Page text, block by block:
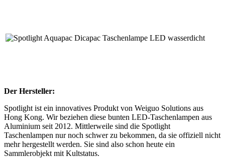
Der Hersteller:
Spotlight ist ein innovatives Produkt von Weiguo Solutions aus
Hong Kong. Wir beziehen diese bunten LED-Taschenlampen aus
Aluminium seit 2012. Mittlerweile sind die Spotlight
Taschenlampen nur noch schwer zu bekommen, da sie offiziell nicht
mehr hergestellt werden. Sie sind also schon heute ein
Sammlerobjekt mit Kultstatus.